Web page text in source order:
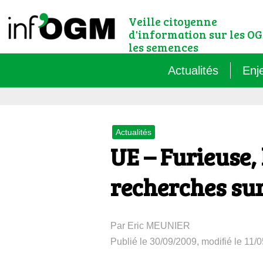
Veille citoyenne
d'information sur les
les semences
Actualités
Le
Actualités
UE –
recherches
Par Eric MEUNIER
Publié le 30/09/2009, modifié le 11/